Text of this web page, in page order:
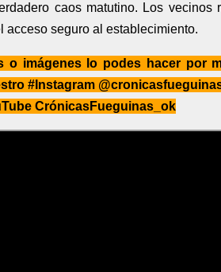
caos matutino. Los vecinos
acceso seguro al establecimiento.
o imágenes lo podes hacer por
#Instagram
CrónicasFueguinas_ok